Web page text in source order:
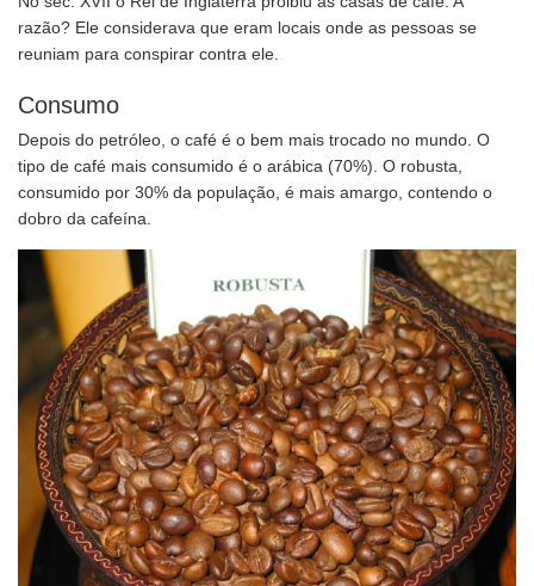
razão? Ele considerava que eram locais onde as pessoas se
reuniam para conspirar contra ele.
Consumo
Depois do petróleo, o café é o bem mais trocado no mundo. O
tipo de café mais consumido é o arábica (70%). O robusta,
consumido por 30% da população, é mais amargo, contendo o
dobro da cafeína.